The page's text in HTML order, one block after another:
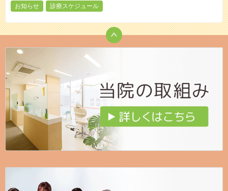
お知らせ 診療スケジュール